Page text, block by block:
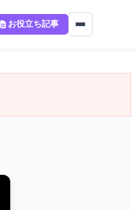
お役立ち記事